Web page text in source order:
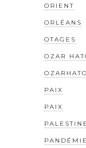
ORIENT
ORLÉANS
OTAGES
OZAR
PAIX
PAIX
PALESTINE
PANDÉMIE